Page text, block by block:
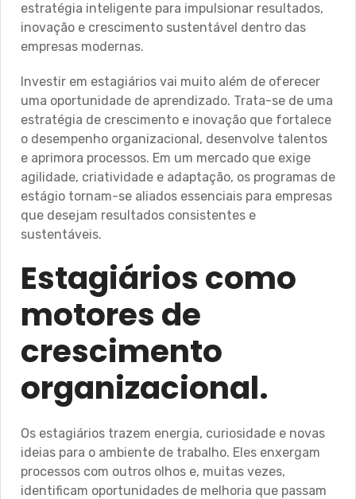
estratégia inteligente para impulsionar resultados,
inovação e crescimento sustentável dentro das
empresas modernas.
Investir em estagiários vai muito além de oferecer
uma oportunidade de aprendizado. Trata-se de uma
estratégia de crescimento e inovação que fortalece
o desempenho organizacional, desenvolve talentos
e aprimora processos. Em um mercado que exige
agilidade, criatividade e adaptação, os programas de
estágio tornam-se aliados essenciais para empresas
que desejam resultados consistentes e
sustentáveis.
Estagiários como
motores de
crescimento
organizacional.
Os estagiários trazem energia, curiosidade e novas
ideias para o ambiente de trabalho. Eles enxergam
processos com outros olhos e, muitas vezes,
identificam oportunidades de melhoria que passam